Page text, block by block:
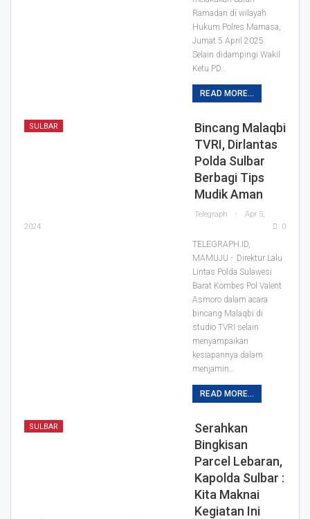
Ramadan di wilayah
Hukum Polres Mamasa,
Jumat 5 April 2025.
Selain didampingi Wakil
Ketu PD…
READ MORE...
SULBAR
Bincang Malaqbi
TVRI, Dirlantas
Polda Sulbar
Berbagi Tips
Mudik Aman
Telegraph
Apr 5,
2024
0
TELEGRAPH.ID,
MAMUJU - Direktur Lalu
Lintas Polda Sulawesi
Barat Kombes Pol Valent
Asmoro dalam acara
bincang Malaqbi di
studio TVRI selain
menyampaikan
kesiapannya dalam
menjamin…
READ MORE...
SULBAR
Serahkan
Bingkisan
Parcel Lebaran,
Kapolda Sulbar :
Kita Maknai
Kegiatan Ini